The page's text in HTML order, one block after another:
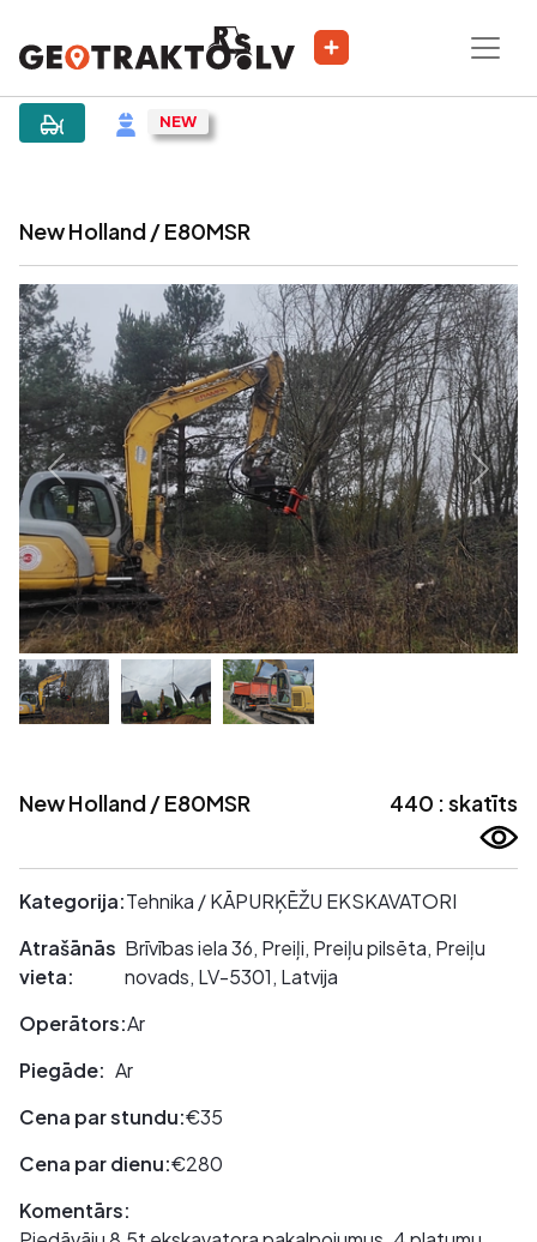
|Sludinājums
New Holland / E80MSR
New Holland / E80MSR 440 : skatīts
Kategorija:Tehnika / KĀPURĶĒŽU EKSKAVATORI
Atrašānās
vieta:
Brīvības iela 36, Preiļi, Preiļu pilsēta, Preiļu
novads, LV-5301, Latvija
Operātors:Ar
Piegāde: Ar
Cena par stundu:€35
Cena par dienu:€280
Komentārs: